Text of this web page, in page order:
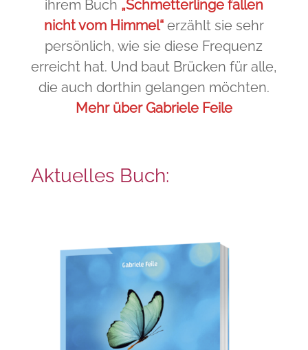
ihrem Buch „Schmetterlinge fallen
nicht vom Himmel“ erzählt sie sehr
persönlich, wie sie diese Frequenz
erreicht hat. Und baut Brücken für alle,
die auch dorthin gelangen möchten.
Mehr über Gabriele Feile
Aktuelles Buch: